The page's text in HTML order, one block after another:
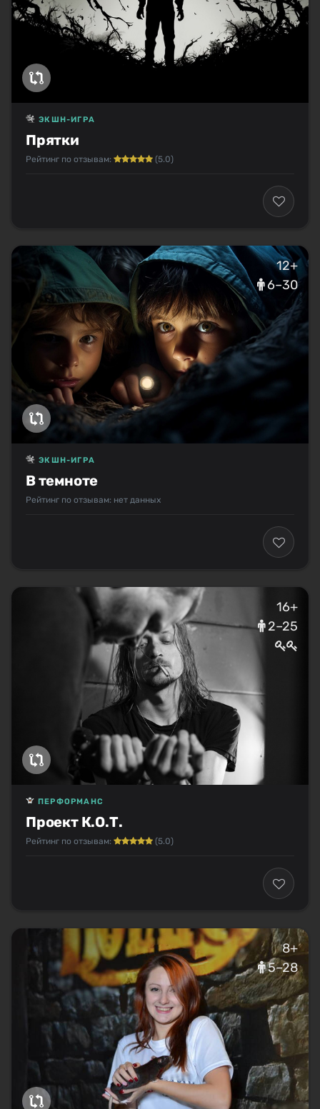
Прятки
ЭКШН-ИГРА
Рейтинг по отзывам: (5.0)
12+
6–30
В темноте
ЭКШН-ИГРА
Рейтинг по отзывам: нет данных
16+
2–25
Проект К.О.Т.
ПЕРФОРМАНС
Рейтинг по отзывам: (5.0)
8+
5–28